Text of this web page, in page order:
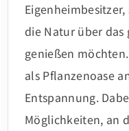
die Natur über das
genießen
als Pflanzenoase
Entspannung.
Möglichkeiten, an